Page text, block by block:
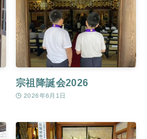
宗祖降誕会2026
2026年6月1日